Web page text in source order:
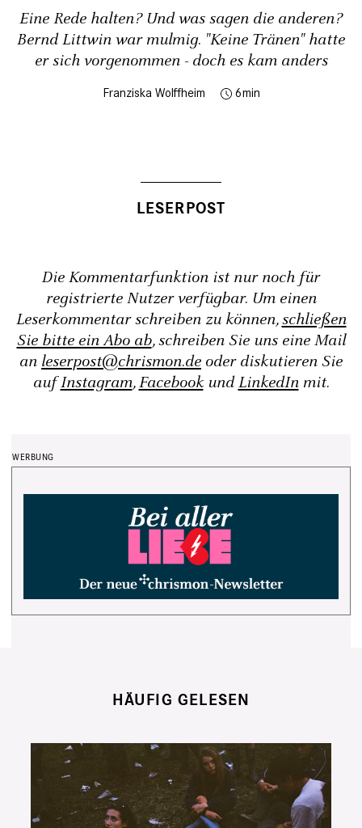
Eine Rede halten? Und was sagen die anderen?
Bernd Littwin war mulmig. "Keine Tränen" hatte
er sich vorgenommen - doch es kam anders
Franziska Wolffheim 6
Die Kommentarfunktion ist nur noch für
registrierte Nutzer verfügbar. Um einen
Leserkommentar schreiben zu können,schließen
Sie bitte ein Abo ab, schreiben Sie uns eine Mail
an leserpost@chrismon.de oder diskutieren Sie
aufInstagram,FacebookundLinkedInmit.
HÄUFIG GELESEN